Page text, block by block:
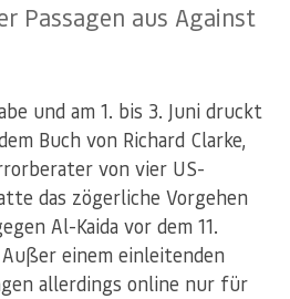
Passagen aus Against
und am 1. bis 3. Juni druckt
Buch von Richard Clarke,
von vier US-
das zögerliche Vorgehen
Al-Kaida vor dem 11.
einem einleitenden
allerdings online nur für